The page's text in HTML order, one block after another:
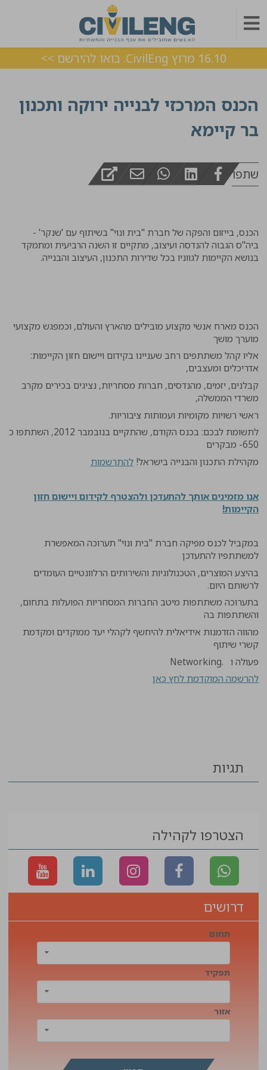
16.10 מרוץ CivilEng. בואו להירשם >>
הכנס המרכזי לבנייה ירוקה ותכנון
בר קיימא
שתפו
הכנס, בייזום והפקה של חברת "בית ונוי" בשיתוף עם 'שנקר' -
ביה"ס הגבוה להנדסה ועיצוב, מתקיים זו השנה הרביעית ומתמקד
בנושא הקיימות לגווניו בכל שדירות התכנון, העיצוב והבנייה.
הכנס מארח אנשי מקצוע מובילים מהארץ והעולם, וכמפגש מקצועי
מוערך מושך
אליו קהל משתתפים רחב שעניינו בקידום ויישום חזון הקיימות:
אדריכלים ומעצבים,
קבלנים, יזמים, מהנדסים, חברות מסחריות, נציגים בכירים מקרב
משרדי הממשלה,
ראשי רשויות מקומיות ועמותות ציבוריות.
לתשומת לבכם: בכנס הקודם, שהתקיים בנובמבר 2012, השתתפו כ
650- מבקרים
מקהילת התכנון והבנייה בישראל! להתרשמות
אנו מזמינים אותך להתעדכן ולהצטרף לקידום ויישום חזון
הקיימות!
במקביל לכנס מפיקה חברת "בית ונוי" תערוכה המאפשרת
למשתתפיו להתעדכן
בהיצע המוצרים, הטכנולוגיות והשירותים הרלוונטיים העומדים
לרשותם היום.
בתערוכה משתתפות מיטב החברות המסחריות הפועלות בתחום,
והשתתפות בה
מהווה הזדמנות אידיאלית להיחשף לקהלי יעד ממוקדים ומקדמת
קשרי שיתוף
פעולה ו
.
Networking
להרשמה המוקדמת לחץ כאן
תגיות
הצטרפו לקהילה
דרושים
תחום
תפקיד
אזור